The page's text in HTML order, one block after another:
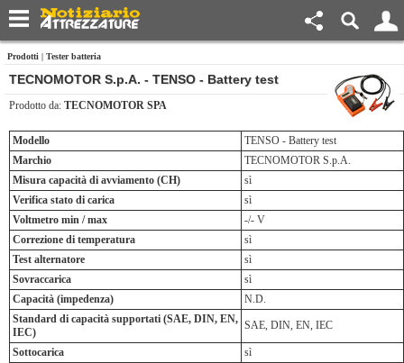
Prodotti | Tester batteria
TECNOMOTOR S.p.A. - TENSO - Battery test
Prodotto da: TECNOMOTOR SPA
Modello
TENSO - Battery test
Marchio
TECNOMOTOR S.p.A.
Misura capacità di avviamento (CH)
sì
Verifica stato di carica
sì
Voltmetro min / max
-/- V
Correzione di temperatura
sì
Test alternatore
sì
Sovraccarica
sì
Capacità (impedenza)
N.D.
Standard di capacità supportati (SAE, DIN, EN,
IEC)
SAE, DIN, EN, IEC
Sottocarica
sì